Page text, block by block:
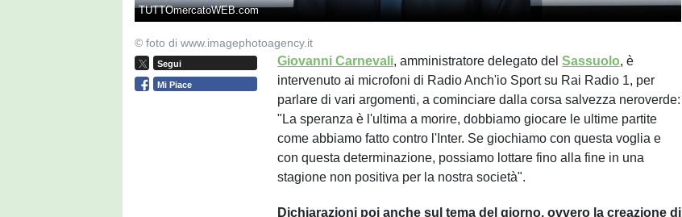
TUTTOmercatoWEB.com
© foto di www.imagephotoagency.it
Segui
Mi Piace
Giovanni Carnevali, amministratore delegato delSassuolo, è
intervenuto ai microfoni di Radio Anch'io Sport su Rai Radio 1, per
parlare di vari argomenti, a cominciare dalla corsa salvezza neroverde:
"La speranza è l'ultima a morire, dobbiamo giocare le ultime partite
come abbiamo fatto contro l'Inter. Se giochiamo con questa voglia e
con questa determinazione, possiamo lottare fino alla fine in una
stagione non positiva per la nostra società".
Dichiarazioni poi anche sul tema del giorno, ovvero la creazione di